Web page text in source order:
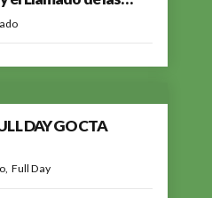
DAY GOCTA
Full Day